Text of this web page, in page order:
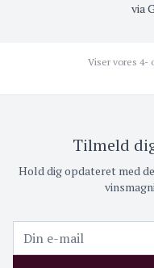
via
Viser vores 4-
Tilmeld
Hold dig opdateret med